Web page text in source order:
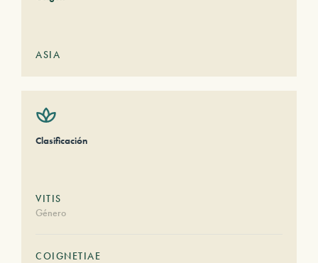
ASIA
Clasificación
VITIS
Género
COIGNETIAE